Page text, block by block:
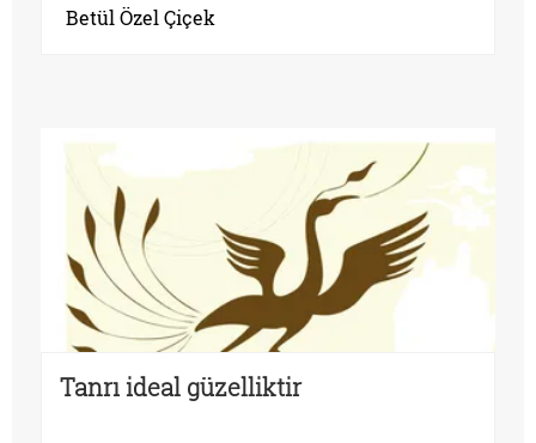
Betül Özel Çiçek
Tanrı ideal güzelliktir